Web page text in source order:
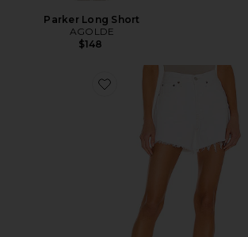
Parker Long Short
AGOLDE
$148
Favorite Parker Long Short